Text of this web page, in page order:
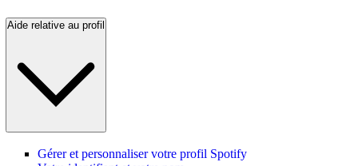
Aide relative au profil
Gérer et personnaliser votre profil Spotify